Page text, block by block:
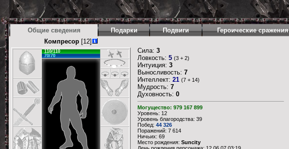
Общие сведения Подарки Подвиги
Героические сражения
Компресор [12]
110/110
70/70
Сила: 3
Ловкость: 5 (3 + 2)
Интуиция: 3
Выносливость: 7
Интеллект: 21 (7 + 14)
Мудрость: 7
Духовность: 0
Могущество: 979 167 899
Уровень: 12
Уровень благородства: 39
Побед: 44 326
Поражений: 7 614
Ничьих: 69
Место рождения: Suncity